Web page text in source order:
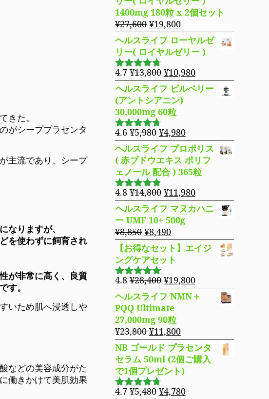
きた。
がシーププラセンタ
主流であり、シープ
なりますが、
を使わずに飼育され
が非常に高く、
良質
す。
いため肌へ浸透しや
などの美容成分がた
働きかけて美肌効果
た。 す。
格
は
¥16,800
で
し
価
格
は
¥14,980
で
1400mg 180粒 x 2個セット
¥27,600 元
の
価
格
は
¥27,600
で
し
た。
¥19,800現
在
の
価
格
は
¥19,800
で
ヘルスライフ ローヤルゼ
リー( ロイヤルゼリー )
5段階で
4.69 の評
価
4.7 ¥13,800 元
の
価
格
は
¥13,800
で
し
た。
¥10,980現
在
の
¥10,980
で
す。
ヘルスライフ ビルベリー
(アントシアニン)
30,000mg 60粒
5段階で
4.63 の評
価
4.6 ¥5,980 元
の
価
格
は
¥5,980
で
し
た。
¥4,980現
在
の
価
格
は
¥4,980
で
す。
ヘルスライフ プロポリス
( 赤ブドウエキス ポリフ
ェノール 配合 ) 365粒
5段階で
4.76 の評
価
4.8 ¥14,800 元
の
価
格
は
¥14,800
で
た。
¥11,980現
在
の
格
は
す。
ヘルスライフ マヌカハニ
ー UMF 10+ 500g
¥8,850 元
の
価
格
は
¥8,850
で
し
た。
¥8,490現
在
の
価
格
は
¥8,490
で
す。
【お得なセット】エイジ
ングケアセット
5段階で
4.83 の評
価
4.8 ¥28,400 元
の
価
格
は
¥28,400
で
し
た。
¥19,800現
在
の
は
¥19,800
で
ヘルスライフ NMN＋
PQQ Ultimate
27,000mg 90粒
¥23,800 元
の
価
格
は
¥23,800
¥11,800現
在
の
価
格
は
NB ゴールド プラセンタ
セラム 50ml (2個ご購入
で1個プレゼント)
5段階で
4.7 ¥5,480 元
¥4,780現